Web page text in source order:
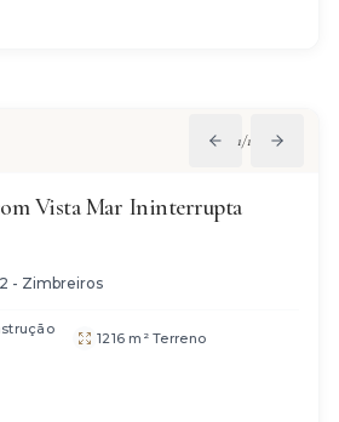
1/11
Vista Mar Ininterrupta
- Zimbreiros
1216 m² Terreno